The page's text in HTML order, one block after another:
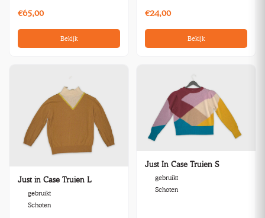
€65,00
Bekijk
€24,00
Bekijk
Just in Case Truien L
gebruikt
Schoten
Just In Case Truien S
gebruikt
Schoten